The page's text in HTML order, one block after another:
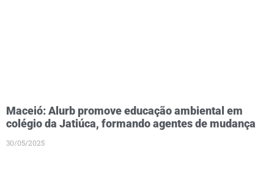
Maceió: Alurb promove educação ambiental em
colégio da Jatiúca, formando agentes de mudança
30/05/2025